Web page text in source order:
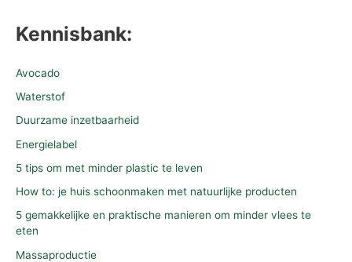
Kennisbank:
Avocado
Waterstof
Duurzame inzetbaarheid
Energielabel
5 tips om met minder plastic te leven
How to: je huis schoonmaken met natuurlijke producten
5 gemakkelijke en praktische manieren om minder vlees te
eten
Massaproductie